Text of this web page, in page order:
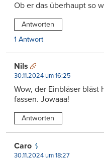
Ob er das überhaupt so
Antworten
1 Antwort
Nils
30.11.2024 um 16:25
Wow, der Einbläser bläst
fassen. Jowaaa!
Antworten
Caro
30.11.2024 um 18:27